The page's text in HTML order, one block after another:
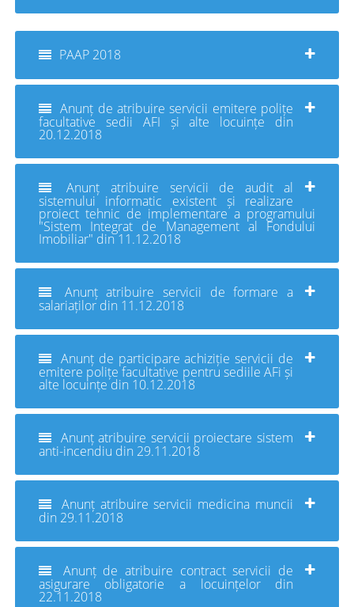
PAAP 2018
Anunț de atribuire servicii emitere polițe
facultative sedii AFI și alte locuințe din
20.12.2018
Anunț atribuire servicii de audit al
sistemului informatic existent și realizare
proiect tehnic de implementare a programului
"Sistem Integrat de Management al Fondului
Imobiliar" din 11.12.2018
Anunț atribuire servicii de formare a
salariaților din 11.12.2018
Anunț de participare achiziție servicii de
emitere polițe facultative pentru sediile AFi și
alte locuințe din 10.12.2018
Anunț atribuire servicii proiectare sistem
anti-incendiu din 29.11.2018
Anunț atribuire servicii medicina muncii
din 29.11.2018
Anunț de atribuire contract servicii de
asigurare obligatorie a locuințelor din
22.11.2018